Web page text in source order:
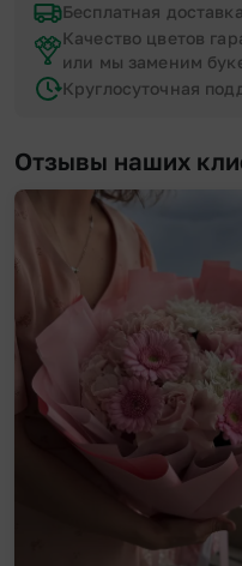
Бесплатная
Качество цветов
или мы заменим
Круглосуточная
Отзывы наших